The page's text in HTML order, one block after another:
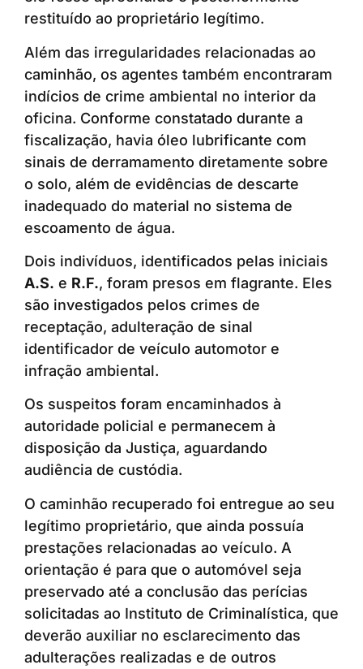
restituído ao proprietário legítimo.
Além das irregularidades relacionadas ao
caminhão, os agentes também encontraram
indícios de crime ambiental no interior da
oficina. Conforme constatado durante a
fiscalização, havia óleo lubrificante com
sinais de derramamento diretamente sobre
o solo, além de evidências de descarte
inadequado do material no sistema de
escoamento de água.
Dois indivíduos, identificados pelas iniciais
A.S. e R.F., foram presos em flagrante. Eles
são investigados pelos crimes de
receptação, adulteração de sinal
identificador de veículo automotor e
infração ambiental.
Os suspeitos foram encaminhados à
autoridade policial e permanecem à
disposição da Justiça, aguardando
audiência de custódia.
O caminhão recuperado foi entregue ao seu
legítimo proprietário, que ainda possuía
prestações relacionadas ao veículo. A
orientação é para que o automóvel seja
preservado até a conclusão das perícias
solicitadas ao Instituto de Criminalística, que
deverão auxiliar no esclarecimento das
adulterações realizadas e de outros